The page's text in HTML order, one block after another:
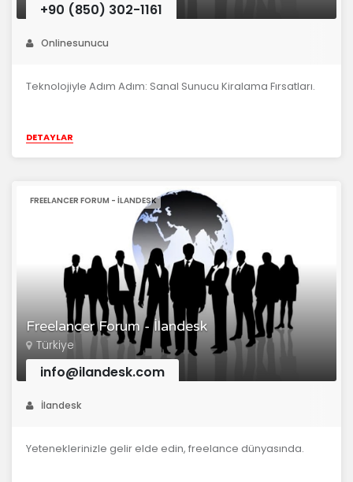
+90 (850) 302-1161
Onlinesunucu
Teknolojiyle Adım Adım: Sanal Sunucu Kiralama Fırsatları.
DETAYLAR
Freelancer Forum - İlandesk
FREELANCER FORUM - İLANDESK
Türkiye
info@ilandesk.com
İlandesk
Yeteneklerinizle gelir elde edin, freelance dünyasında.